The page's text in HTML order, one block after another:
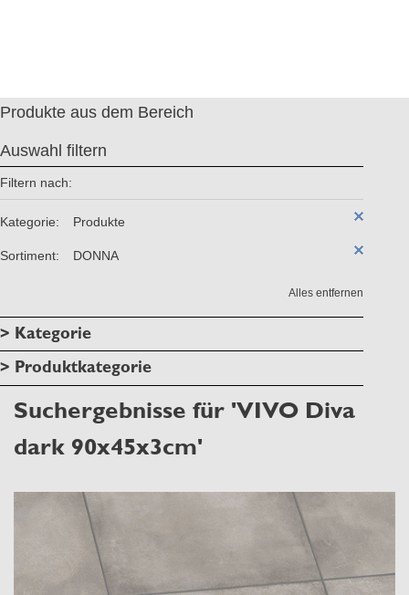
Produkte aus dem Bereich
Auswahl filtern
Filtern nach:
Kategorie: Produkte
Sortiment: DONNA
Alles entfernen
> Kategorie
> Produktkategorie
Suchergebnisse für 'VIVO Diva
dark 90x45x3cm'